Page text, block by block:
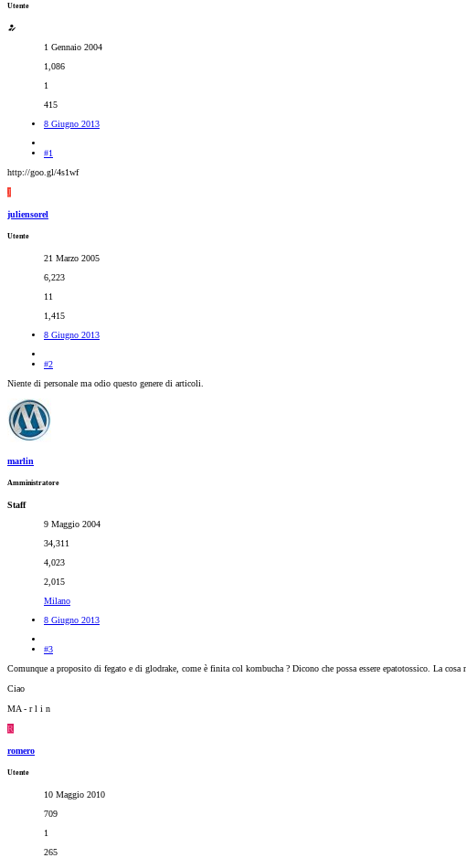
Utente
1 Gennaio 2004
1,086
1
415
8 Giugno 2013
#1
http://goo.gl/4s1wf
J
juliensorel
Utente
21 Marzo 2005
6,223
11
1,415
8 Giugno 2013
#2
Niente di personale ma odio questo genere di articoli.
marlin
Amministratore
Staff
9 Maggio 2004
34,311
4,023
2,015
Milano
8 Giugno 2013
#3
Comunque a proposito di fegato e di glodrake, come è finita col kombucha ? Dicono che possa essere epatotossico. La cosa
Ciao
MA - r l i n
R
romero
Utente
10 Maggio 2010
709
1
265